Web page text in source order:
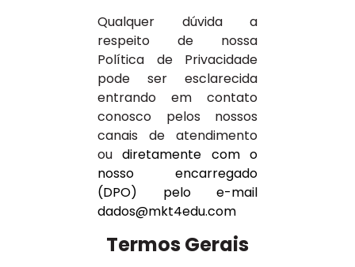
Qualquer dúvida a
respeito de nossa
Política de Privacidade
pode ser esclarecida
entrando em contato
conosco pelos nossos
canais de atendimento
ou diretamente com o
nosso encarregado
(DPO) pelo e-mail
dados@mkt4edu.com
Termos Gerais